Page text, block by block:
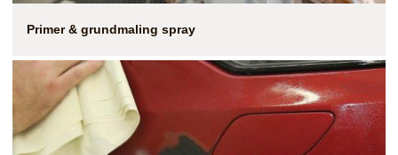
Primer & grundmaling spray